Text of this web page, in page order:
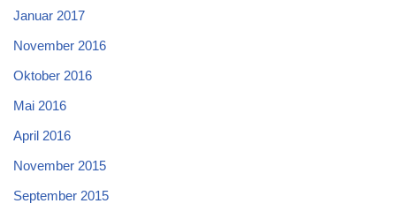
Januar 2017
November 2016
Oktober 2016
Mai 2016
April 2016
November 2015
September 2015